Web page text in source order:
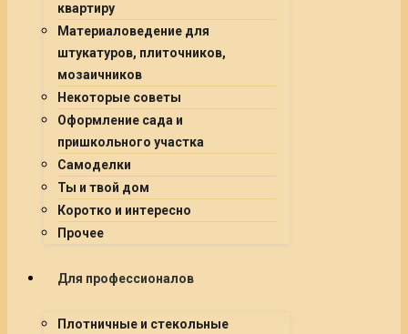
квартиру
Материаловедение для
штукатуров, плиточников,
мозаичников
Некоторые советы
Оформление сада и
пришкольного участка
Самоделки
Ты и твой дом
Коротко и интересно
Прочее
Для профессионалов
Плотничные и стекольные